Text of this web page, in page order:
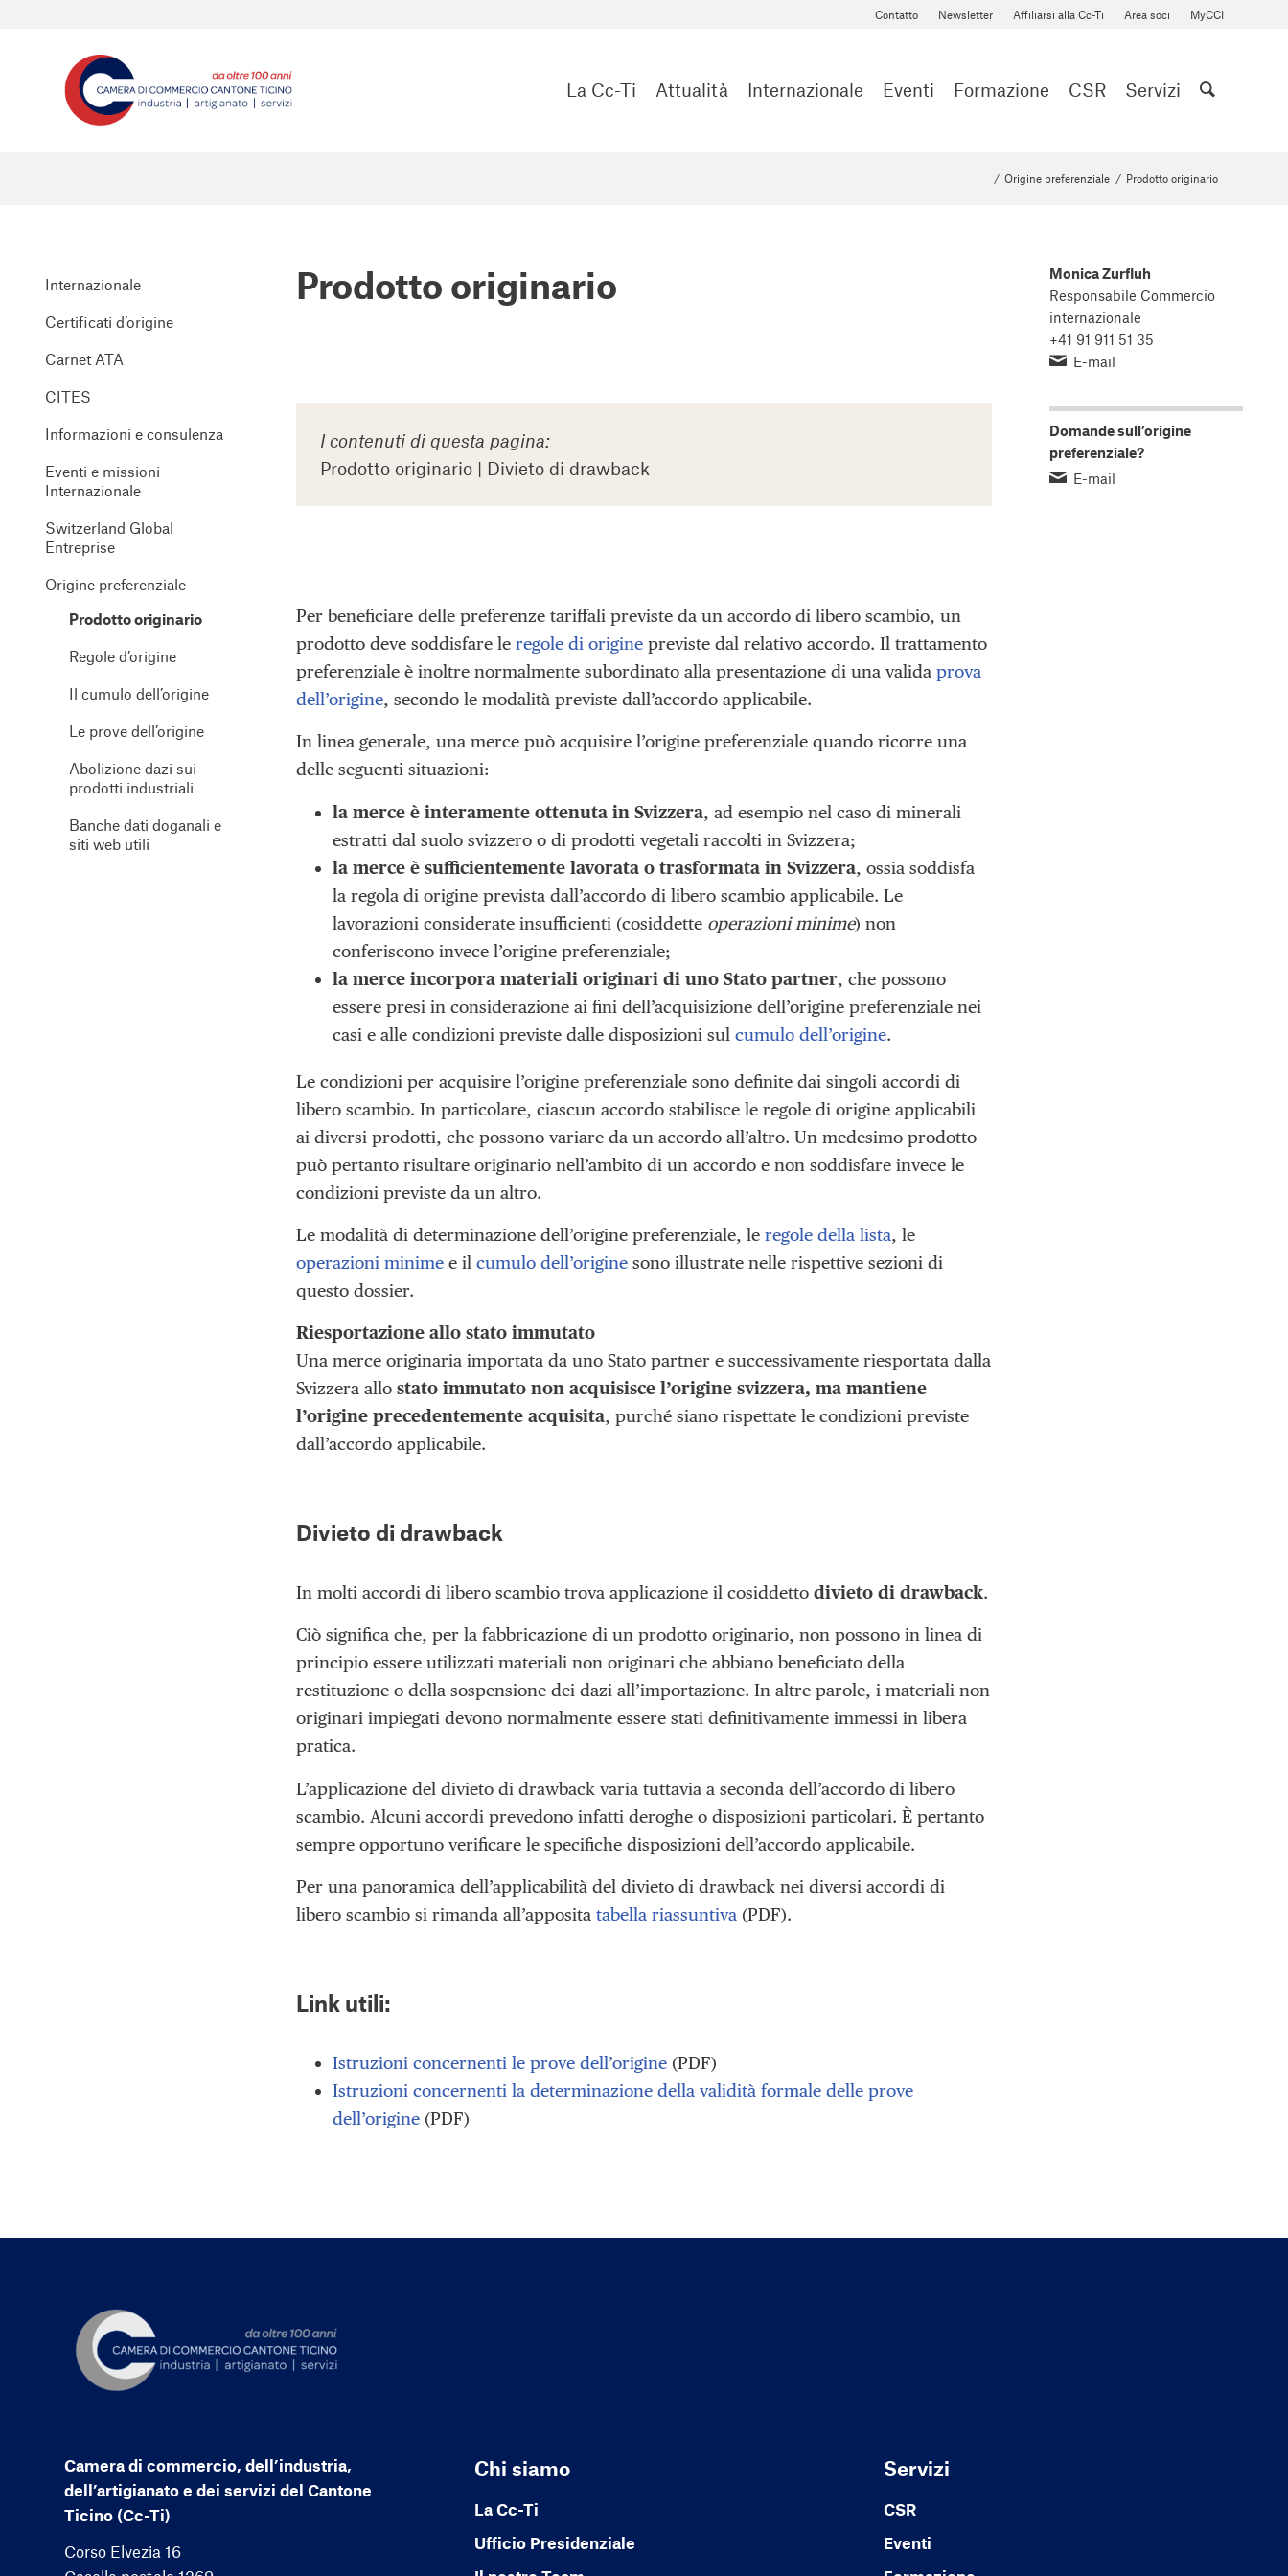
Contatto Newsletter Affiliarsi alla Cc-Ti Area soci MyCCI
La Cc-Ti Attualità Internazionale Eventi Formazione CSR Servizi
/ Origine preferenziale / Prodotto originario
Internazionale
Certificati d’origine
Carnet ATA
CITES
Informazioni e consulenza
Eventi e missioni
Internazionale
Switzerland Global
Entreprise
Origine preferenziale
Prodotto originario
Regole d’origine
Il cumulo dell’origine
Le prove dell’origine
Abolizione dazi sui
prodotti industriali
Banche dati doganali e
siti web utili
Prodotto originario
I contenuti di questa pagina:
Prodotto originario | Divieto di drawback
Per beneficiare delle preferenze tariffali previste da un accordo di libero scambio, un
prodotto deve soddisfare le regole di origine previste dal relativo accordo. Il trattamento
preferenziale è inoltre normalmente subordinato alla presentazione di una valida prova
dell’origine, secondo le modalità previste dall’accordo applicabile.
In linea generale, una merce può acquisire l’origine preferenziale quando ricorre una
delle seguenti situazioni:
la merce è interamente ottenuta in Svizzera, ad esempio nel caso di minerali
estratti dal suolo svizzero o di prodotti vegetali raccolti in Svizzera;
la merce è sufficientemente lavorata o trasformata in Svizzera, ossia soddisfa
la regola di origine prevista dall’accordo di libero scambio applicabile. Le
lavorazioni considerate insufficienti (cosiddette operazioni minime) non
conferiscono invece l’origine preferenziale;
la merce incorpora materiali originari di uno Stato partner, che possono
essere presi in considerazione ai fini dell’acquisizione dell’origine preferenziale nei
casi e alle condizioni previste dalle disposizioni sul cumulo dell’origine.
Le condizioni per acquisire l’origine preferenziale sono definite dai singoli accordi di
libero scambio. In particolare, ciascun accordo stabilisce le regole di origine applicabili
ai diversi prodotti, che possono variare da un accordo all’altro. Un medesimo prodotto
può pertanto risultare originario nell’ambito di un accordo e non soddisfare invece le
condizioni previste da un altro.
Le modalità di determinazione dell’origine preferenziale, le regole della lista, le
operazioni minime e il cumulo dell’origine sono illustrate nelle rispettive sezioni di
questo dossier.
Riesportazione allo stato immutato
Una merce originaria importata da uno Stato partner e successivamente riesportata dalla
Svizzera allo stato immutato non acquisisce l’origine svizzera, ma mantiene
l’origine precedentemente acquisita, purché siano rispettate le condizioni previste
dall’accordo applicabile.
Divieto di drawback
In molti accordi di libero scambio trova applicazione il cosiddetto divieto di drawback.
Ciò significa che, per la fabbricazione di un prodotto originario, non possono in linea di
principio essere utilizzati materiali non originari che abbiano beneficiato della
restituzione o della sospensione dei dazi all’importazione. In altre parole, i materiali non
originari impiegati devono normalmente essere stati definitivamente immessi in libera
pratica.
L’applicazione del divieto di drawback varia tuttavia a seconda dell’accordo di libero
scambio. Alcuni accordi prevedono infatti deroghe o disposizioni particolari. È pertanto
sempre opportuno verificare le specifiche disposizioni dell’accordo applicabile.
Per una panoramica dell’applicabilità del divieto di drawback nei diversi accordi di
libero scambio si rimanda all’apposita tabella riassuntiva (PDF).
Link utili:
Istruzioni concernenti le prove dell’origine (PDF)
Istruzioni concernenti la determinazione della validità formale delle prove
dell’origine (PDF)
Monica Zurfluh
Responsabile Commercio
internazionale
+41 91 911 51 35
E-mail
Domande sull’origine
preferenziale?
E-mail
Camera di commercio, dell’industria,
dell’artigianato e dei servizi del Cantone
Ticino (Cc-Ti)
Corso Elvezia 16
Chi siamo
La Cc-Ti
Ufficio Presidenziale
Servizi
CSR
Eventi